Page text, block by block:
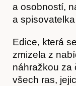
a osobností,
a
Edice, která
zmizela z
náhražkou za
všech ras,